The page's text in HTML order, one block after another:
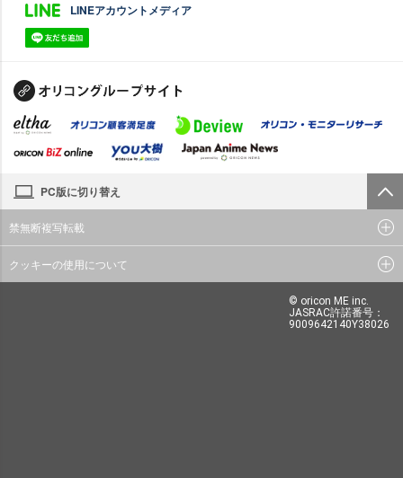
LINEアカウントメディア
PC版に切り替え
禁無断複写転載
クッキーの使用について
© oricon ME inc.
JASRAC許諾番号：
9009642140Y38026